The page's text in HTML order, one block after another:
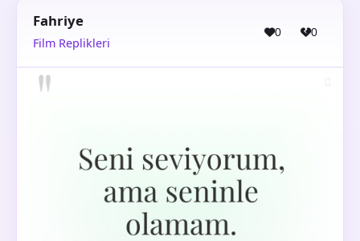
Fahriye
Film Replikleri
0 0